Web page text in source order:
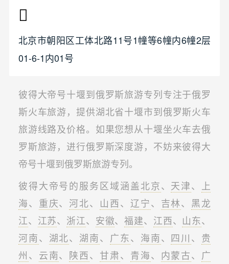
北京市朝阳区工体北路11号1幢等6幢内6幢2层
01-6-1内01号
彼得大帝号十堰到俄罗斯旅游专列专注于俄罗
斯火车旅游，提供湖北省十堰市到俄罗斯火车
旅游线路及价格。如果您想从十堰坐火车去俄
罗斯旅游，进行俄罗斯深度游，不妨来彼得大
帝号十堰到俄罗斯旅游专列。
彼得大帝号的服务区域涵盖北京、 天津、 上
海、 重庆、 河北、 山西、 辽宁、 吉林、 黑龙
江、 江苏、 浙江、 安徽、福建、 江西、 山东、
河南、 湖北、 湖南、 广东、 海南、 四川、 贵
州、 云南、 陕西、 甘肃、 青海、 内蒙古、 广